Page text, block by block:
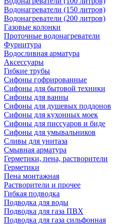
Водонагреватели (150 литров)
Водонагреватели (200 литров)
Газовые колонки
Проточные водонагреватели
Фурнитура
Водосливная арматура
Аксессуары
Гибкие трубы
Сифоны гофрированные
Сифоны для бытовой техники
Сифоны для ванны
Сифоны для душевых поддонов
Сифоны для кухонных моек
Сифоны для писсуаров и биде
Сифоны для умывальников
Сливы для унитаза
Смывная арматура
Герметики, пена, растворители
Герметики
Пена монтажная
Растворители и прочее
Гибкая подводка
Подводка для воды
Подводка для газа ПВХ
Подводка для газа сильфонная